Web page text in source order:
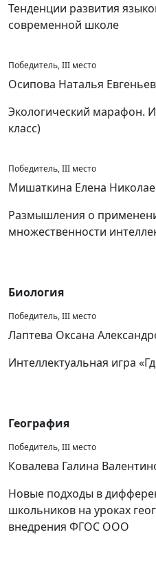
Тенденции развития
современной школе
Победитель, III место
Осипова Наталья
Экологический марафон.
класс)
Победитель, III место
Мишаткина Елена
Размышления о
множественности
Биология
Победитель, III место
Лаптева Оксана
Интеллектуальная игра
География
Победитель, III место
Ковалева Галина
Новые подходы в
школьников на уроках
внедрения ФГОС ООО